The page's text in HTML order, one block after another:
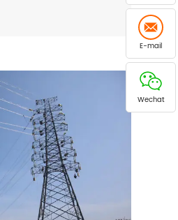
E-mail
Wechat